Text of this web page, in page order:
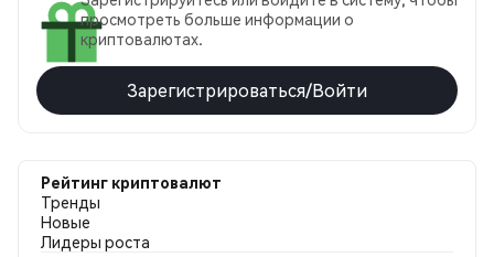
просмотреть больше информации о
криптовалютах.
Зарегистрироваться/Войти
Рейтинг криптовалют
Тренды
Новые
Лидеры роста